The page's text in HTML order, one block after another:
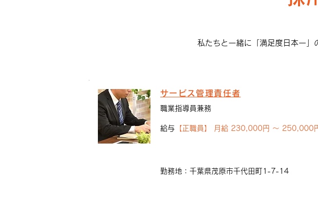
お買物はエン
私たちと一緒に「満足度日本一
サービス管理責任者
職業指導員兼務
給与 【正職員】 月給 230,000円 〜 250,000
勤務地：千葉県茂原市千代田町1-7-14